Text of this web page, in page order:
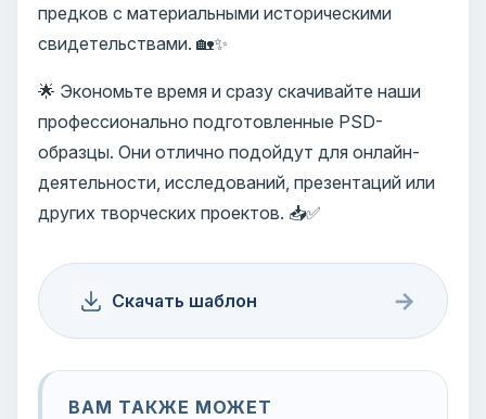
предков с материальными историческими
свидетельствами. 🏡✨
🌟 Экономьте время и сразу скачивайте наши
профессионально подготовленные PSD-
образцы. Они отлично подойдут для онлайн-
деятельности, исследований, презентаций или
других творческих проектов. 📥✅
Скачать шаблон →
ВАМ ТАКЖЕ МОЖЕТ